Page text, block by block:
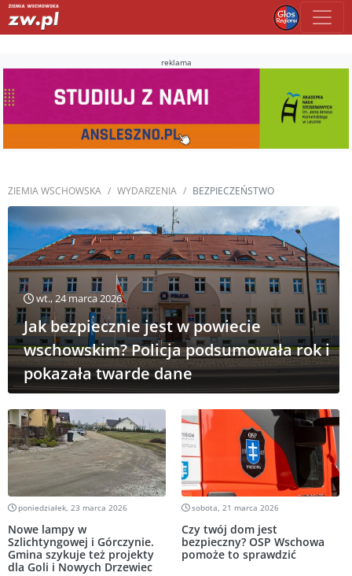
reklama
ZIEMIA WSCHOWSKA WYDARZENIA BEZPIECZEŃSTWO
wt., 24 marca 2026
Jak bezpiecznie jest w powiecie
wschowskim? Policja podsumowała rok i
pokazała twarde dane
poniedziałek, 23 marca 2026
Nowe lampy w
Szlichtyngowej i Górczynie.
Gmina szykuje też projekty
dla Goli i Nowych Drzewiec
sobota, 21 marca 2026
Czy twój dom jest
bezpieczny? OSP Wschowa
pomoże to sprawdzić